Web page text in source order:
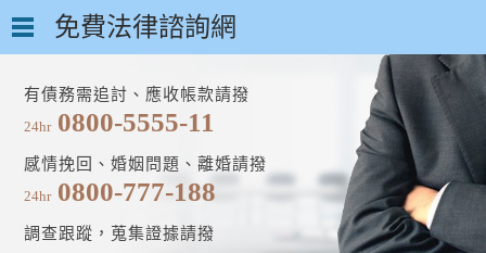
免費法律諮詢網
有債務需追討、應收帳款請撥
24hr 0800-5555-11
感情挽回、婚姻問題、離婚請撥
24hr 0800-777-188
調查跟蹤，蒐集證據請撥